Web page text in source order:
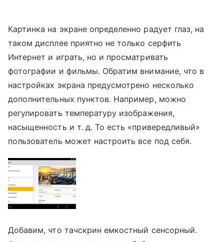
Картинка на экране определенно радует глаз, на
таком дисплее приятно не только серфить
Интернет и играть, но и просматривать
фотографии и фильмы. Обратим внимание, что в
настройках экрана предусмотрено несколько
дополнительных пунктов. Например, можно
регулировать температуру изображения,
насыщенность и т. д. То есть «привередливый»
пользователь может настроить все под себя.
Добавим, что тачскрин емкостный сенсорный.